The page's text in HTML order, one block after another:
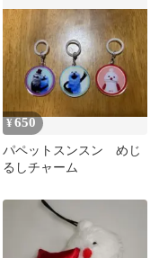
¥650
パペットスンスン めじ
るしチャーム